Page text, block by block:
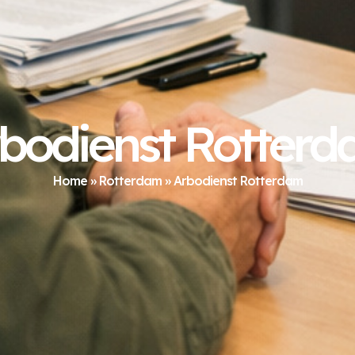
Home»Rotterdam»Arbodienst Rotterdam